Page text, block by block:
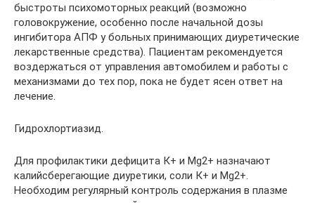
быстроты психомоторных реакций (возможно
головокружение, особенно после начальной дозы
ингибитора АПФ у больных принимающих диуретические
лекарственные средства). Пациентам рекомендуется
воздержаться от управления автомобилем и работы с
механизмами до тех пор, пока не будет ясен ответ на
лечение.
Гидрохлортиазид.
Для профилактики дефицита К+ и Mg2+ назначают
калийсберегающие диуретики, соли К+ и Mg2+.
Необходим регулярный контроль содержания в плазме